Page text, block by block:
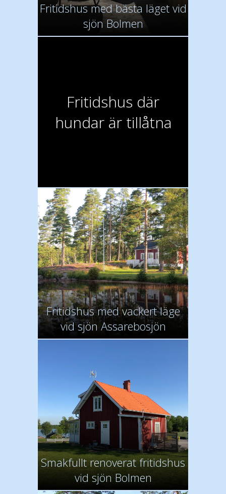
Fritidshus med bästa läget vid
sjön Bolmen
Fritidshus där
hundar är tillåtna
Fritidshus med vackert läge
vid sjön Assarebosjön
Smakfullt renoverat fritidshus
vid sjön Bolmen